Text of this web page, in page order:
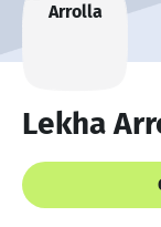
Lekha